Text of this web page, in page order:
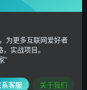
为更多互联网爱好者
实战项目。
”
客服 关于我们